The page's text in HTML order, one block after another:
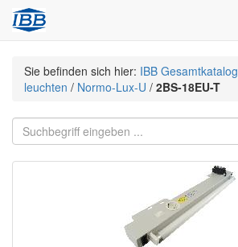
Sie befinden sich hier: IBB Gesamtkatalog
leuchten / Normo-Lux-U / 2BS-18EU-T